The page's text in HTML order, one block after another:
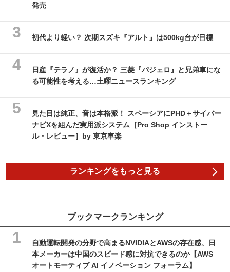
発売
初代より軽い？ 次期スズキ『アルト』は500kg台が目標
日産『テラノ』が復活か？ 三菱『パジェロ』と兄弟車にな
る可能性を考える…土曜ニュースランキング
見た目は純正、音は本格派！ スペーシアにPHD＋サイバー
ナビXを組んだ実用派システム［Pro Shop インストー
ル・レビュー］by 東京車楽
ランキングをもっと見る
ブックマークランキング
自動運転開発の分野で高まるNVIDIAとAWSの存在感、日
本メーカーは中国のスピード感に対抗できるのか【AWS
オートモーティブ AI イノベーション フォーラム】